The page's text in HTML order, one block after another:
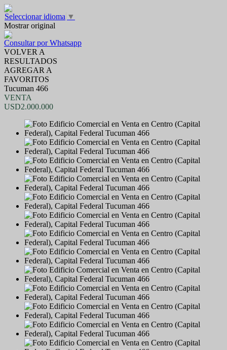
Seleccionar idioma ▼
Mostrar original
Consultar por Whatsapp
VOLVER A
RESULTADOS
AGREGAR A
FAVORITOS
Tucuman 466
VENTA
USD2.000.000